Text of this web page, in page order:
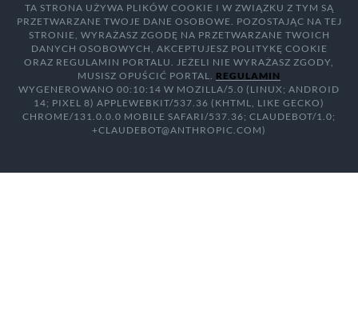
TA STRONA UŻYWA PLIKÓW COOKIE I W ZWIĄZKU Z TYM SĄ
PRZETWARZANE TWOJE DANE OSOBOWE. POZOSTAJĄC NA TEJ
STRONIE, WYRAŻASZ ZGODĘ NA PRZETWARZANE TWOICH
DANYCH OSOBOWYCH, AKCEPTUJESZ POLITYKĘ COOKIE
ORAZ REGULAMIN PORTALU. JEŻELI NIE WYRAŻASZ ZGODY,
MUSISZ OPUŚCIĆ PORTAL. REGULAMIN
WYGENEROWANO 00:10:14 W MOZILLA/5.0 (LINUX; ANDROID
14; PIXEL 8) APPLEWEBKIT/537.36 (KHTML, LIKE GECKO)
CHROME/131.0.0.0 MOBILE SAFARI/537.36; CLAUDEBOT/1.0;
+CLAUDEBOT@ANTHROPIC.COM)